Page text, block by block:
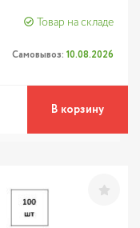
Товар на складе
Самовывоз: 10.08.2026
В корзину